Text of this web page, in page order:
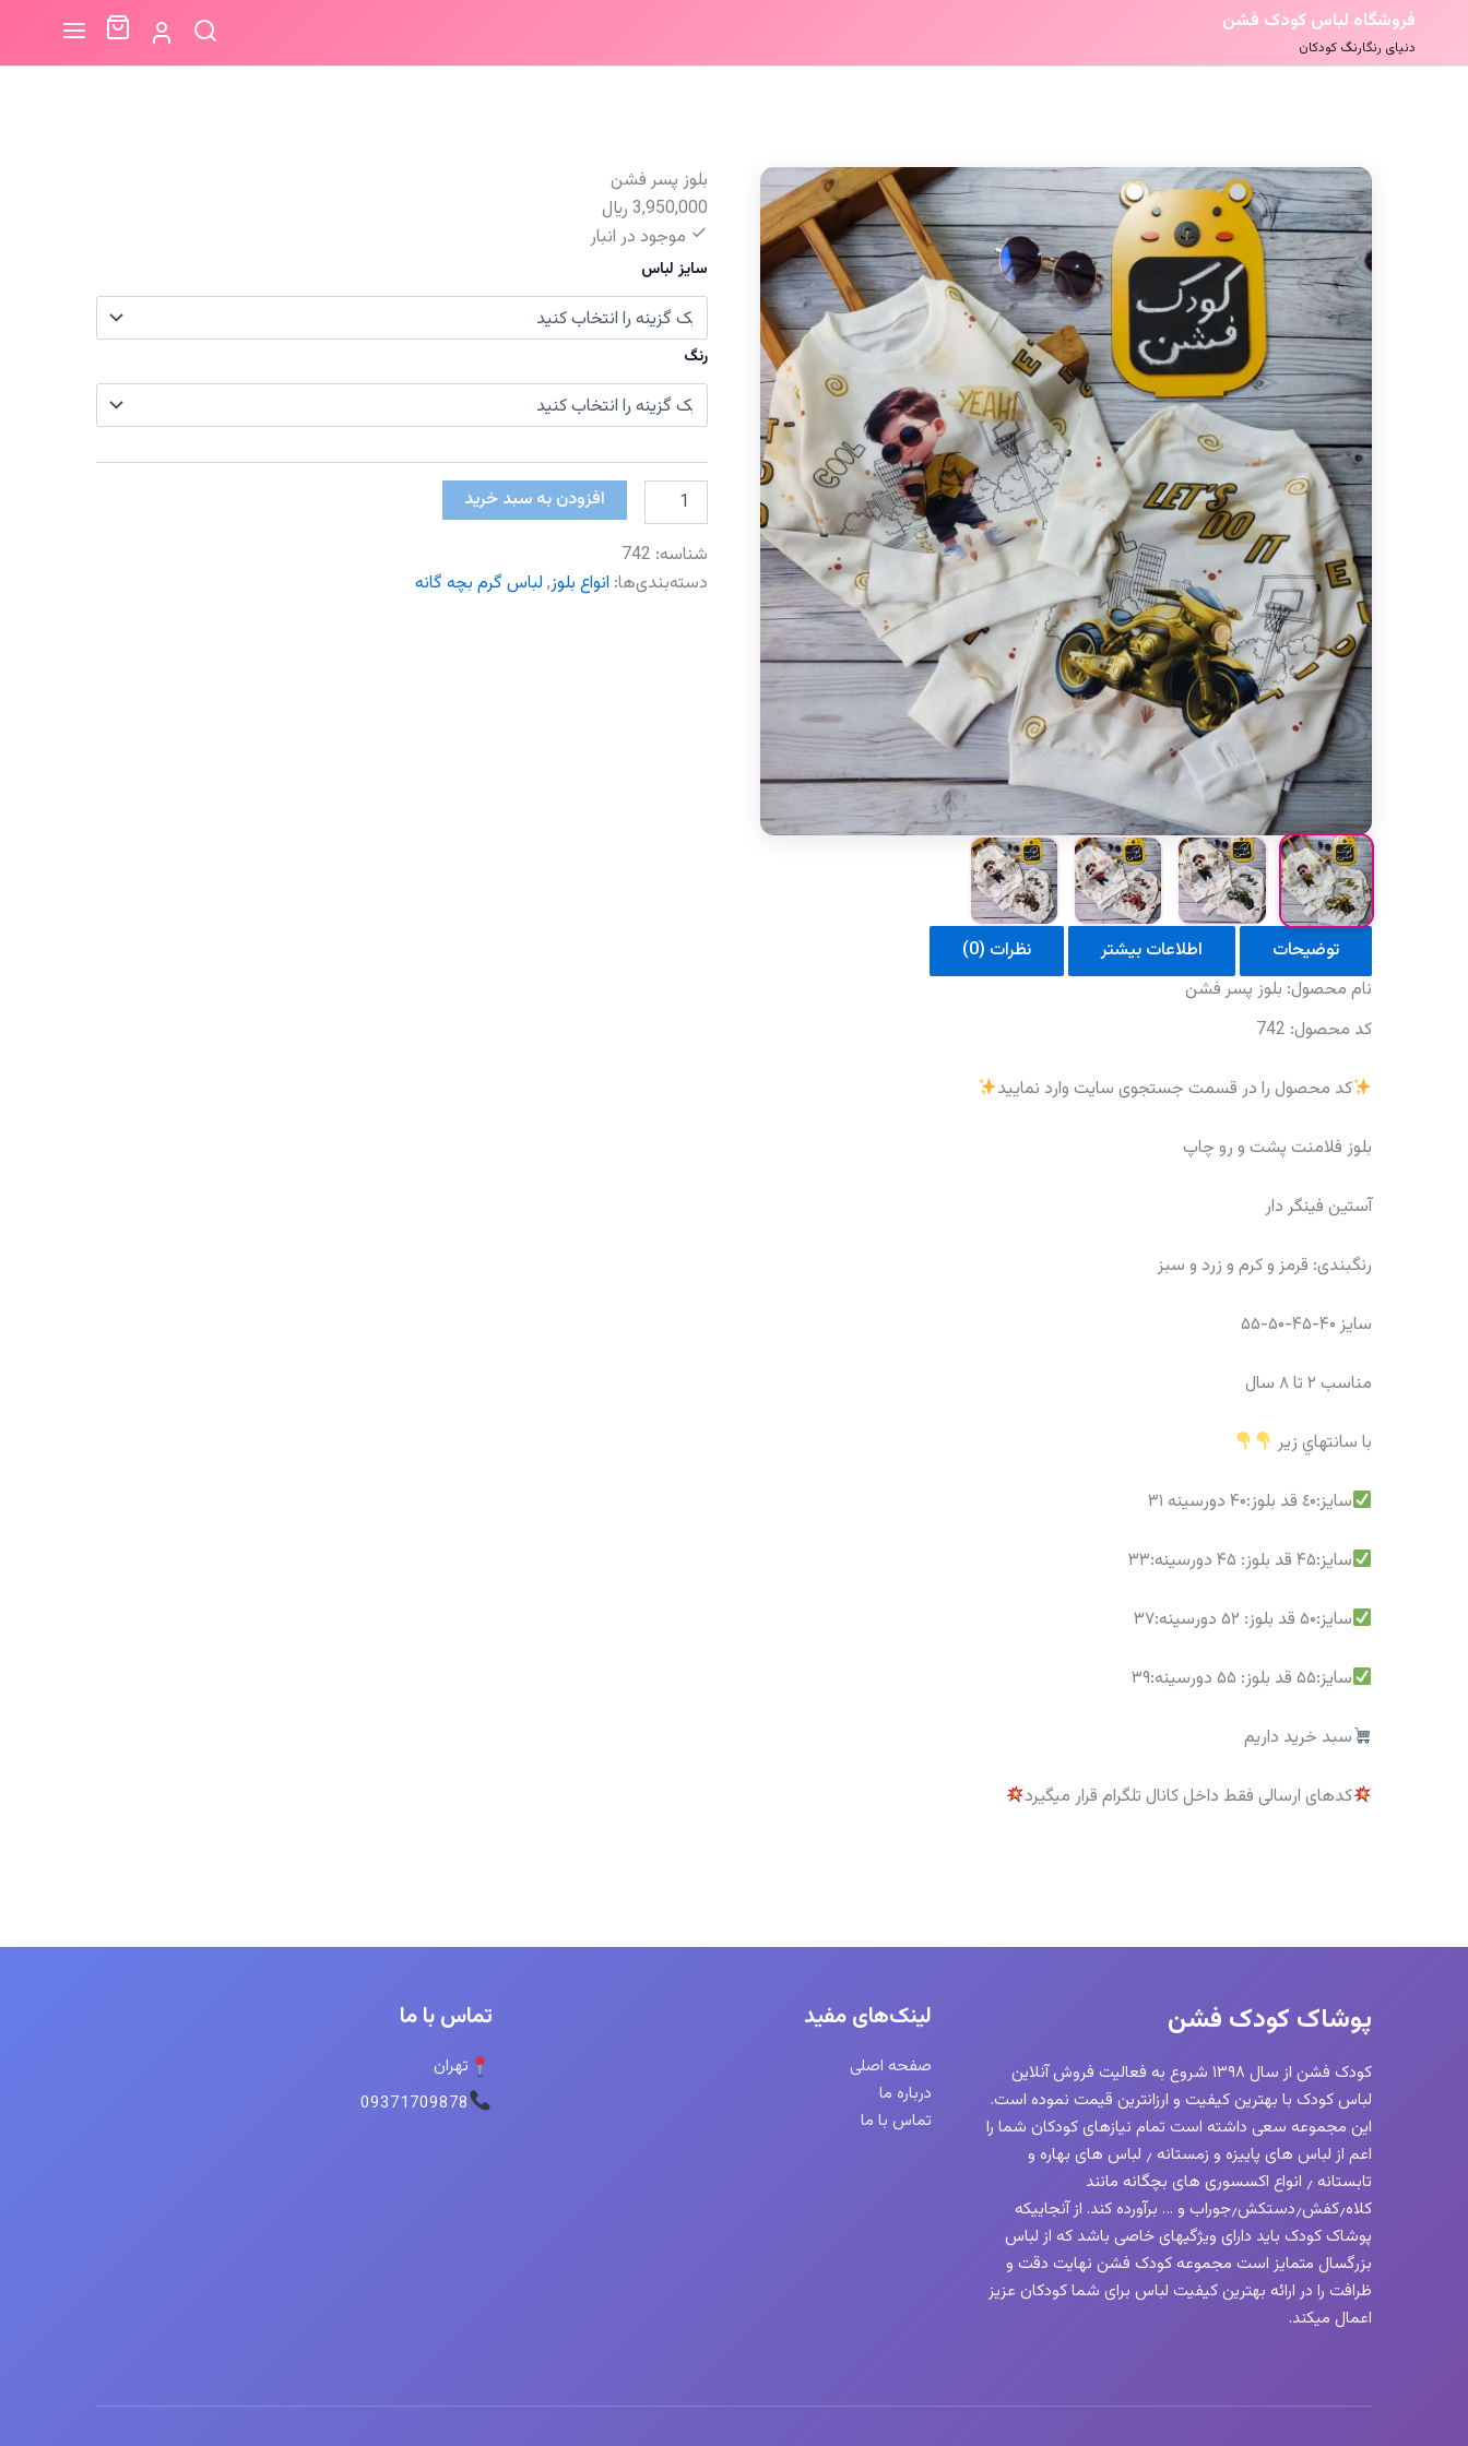
فروشگاه لباس کودک فشن
دنیای رنگارنگ کودکان
بلوز پسر فشن
3,950,000 ﷼
موجود در انبار
سایز لباس
رنگ
بلوز
پسر
عدد
افزودن به سبد خرید
شناسه: 742
دسته‌بندی‌ها: انواع بلوز, لباس گرم بچه گانه
توضیحات اطلاعات بیشتر
نظرات (0)
نام محصول: بلوز پسر فشن
کد محصول: 742
کد محصول را در قسمت جستجوی سایت وارد نمایید
بلوز فلامنت پشت و رو چاپ
آستین فینگر دار
رنگبندی: قرمز و کرم و زرد و سبز
سایز ۴۰-۴۵-۵۰-۵۵
مناسب ۲ تا ۸ سال
با سانتهاي زير
سايز:٤۰ قد بلوز:۴۰ دورسينه ۳۱
سايز:۴۵ قد بلوز: ۴۵ دورسينه:۳۳
سايز:۵۰ قد بلوز: ۵۲ دورسينه:۳۷
سايز:۵۵ قد بلوز: ۵۵ دورسينه:۳۹
سبد خرید داریم
کدهای ارسالی فقط داخل کانال تلگرام قرار میگیرد
پوشاک کودک فشن
کودک فشن از سال ۱۳۹۸ شروع به فعالیت فروش آنلاین
لباس کودک با بهترین کیفیت و ارزانترین قیمت نموده است.
این مجموعه سعی داشته است تمام نیازهای کودکان شما را
اعم از لباس های پاییزه و زمستانه ٫ لباس های بهاره و
تابستانه ٫ انواع اکسسوری های بچگانه مانند
کلاه٫کفش٫دستکش٫جوراب و … برآورده کند. از آنجاییکه
پوشاک کودک باید دارای ویژگیهای خاصی باشد که از لباس
بزرگسال متمایز است مجموعه کودک فشن نهایت دقت و
ظرافت را در ارائه بهترین کیفیت لباس برای شما کودکان عزیز
اعمال میکند.
لینک‌های مفید
صفحه اصلی
درباره ما
تماس با ما
تماس با ما
تهران
09371709878